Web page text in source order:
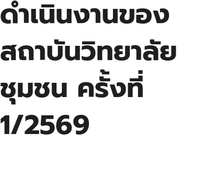
ดำเนินงานของ
สถาบันวิทยาลัย
ชุมชน ครั้งที่
1/2569